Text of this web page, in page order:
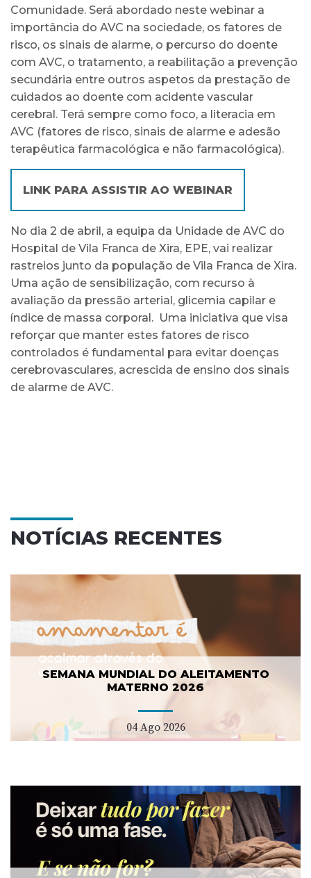
Comunidade. Será abordado neste webinar a
importância do AVC na sociedade, os fatores de
risco, os sinais de alarme, o percurso do doente
com AVC, o tratamento, a reabilitação a prevenção
secundária entre outros aspetos da prestação de
cuidados ao doente com acidente vascular
cerebral. Terá sempre como foco, a literacia em
AVC (fatores de risco, sinais de alarme e adesão
terapêutica farmacológica e não farmacológica).
LINK PARA ASSISTIR AO WEBINAR
No dia 2 de abril, a equipa da Unidade de AVC do
Hospital de Vila Franca de Xira, EPE, vai realizar
rastreios junto da população de Vila Franca de Xira.
Uma ação de sensibilização, com recurso à
avaliação da pressão arterial, glicemia capilar e
índice de massa corporal. Uma iniciativa que visa
reforçar que manter estes fatores de risco
controlados é fundamental para evitar doenças
cerebrovasculares, acrescida de ensino dos sinais
de alarme de AVC.
NOTÍCIAS RECENTES
SEMANA MUNDIAL DO ALEITAMENTO
MATERNO 2026
04 Ago 2026